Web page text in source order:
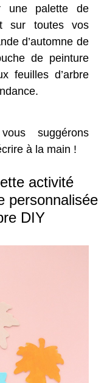
une palette de
sur toutes vos
d’automne de
de peinture
feuilles d’arbre
suggérons
à la main !
activité
personnalisée
DIY